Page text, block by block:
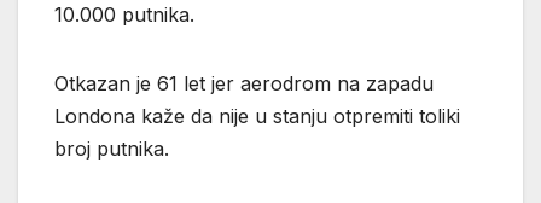
10.000 putnika.
Otkazan je 61 let jer aerodrom na zapadu
Londona kaže da nije u stanju otpremiti toliki
broj putnika.